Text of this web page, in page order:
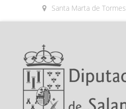
Santa Marta de Tormes